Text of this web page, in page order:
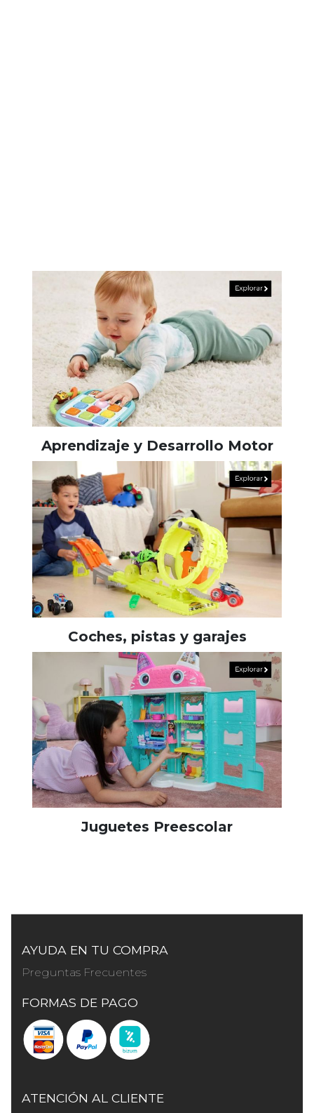
Aprendizaje y Desarrollo Motor
Coches, pistas y garajes
Juguetes Preescolar
AYUDA EN TU COMPRA
Preguntas Frecuentes
FORMAS DE PAGO
ATENCIÓN AL CLIENTE